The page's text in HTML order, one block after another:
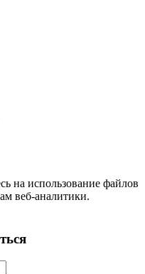
на использование файлов
веб-аналитики.